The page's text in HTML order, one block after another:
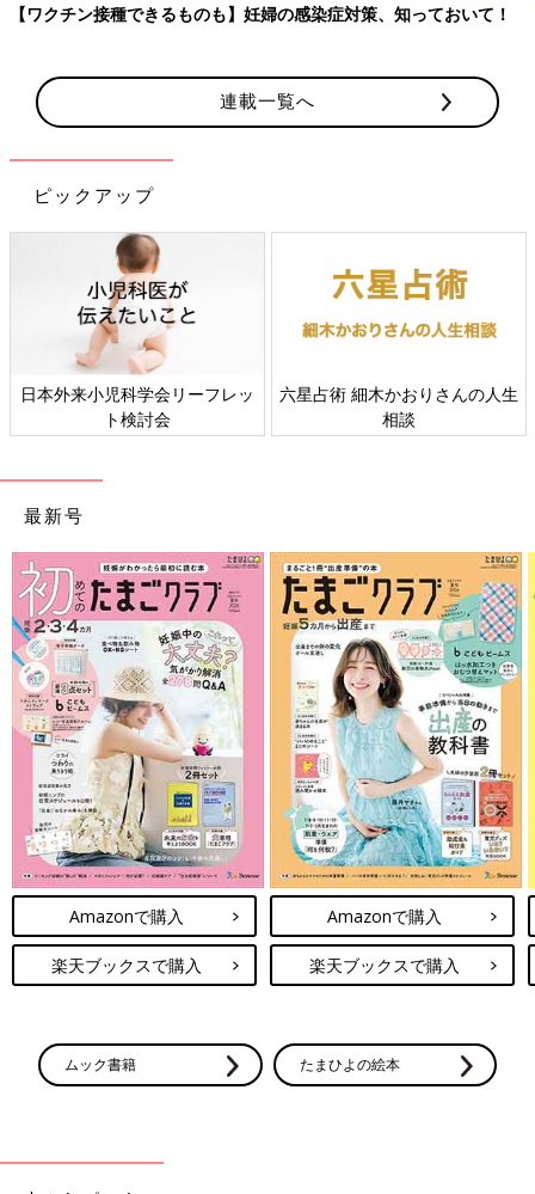
【ワクチン接種できるものも】妊婦の感染症対策、知っておいて！
連載一覧へ
ピックアップ
日本外来小児科学会リーフレッ
ト検討会
六星占術 細木かおりさんの人生
相談
最新号
Amazonで購入
楽天ブックスで購入
Amazonで購入
楽天ブックスで購入
ムック書籍 たまひよの絵本